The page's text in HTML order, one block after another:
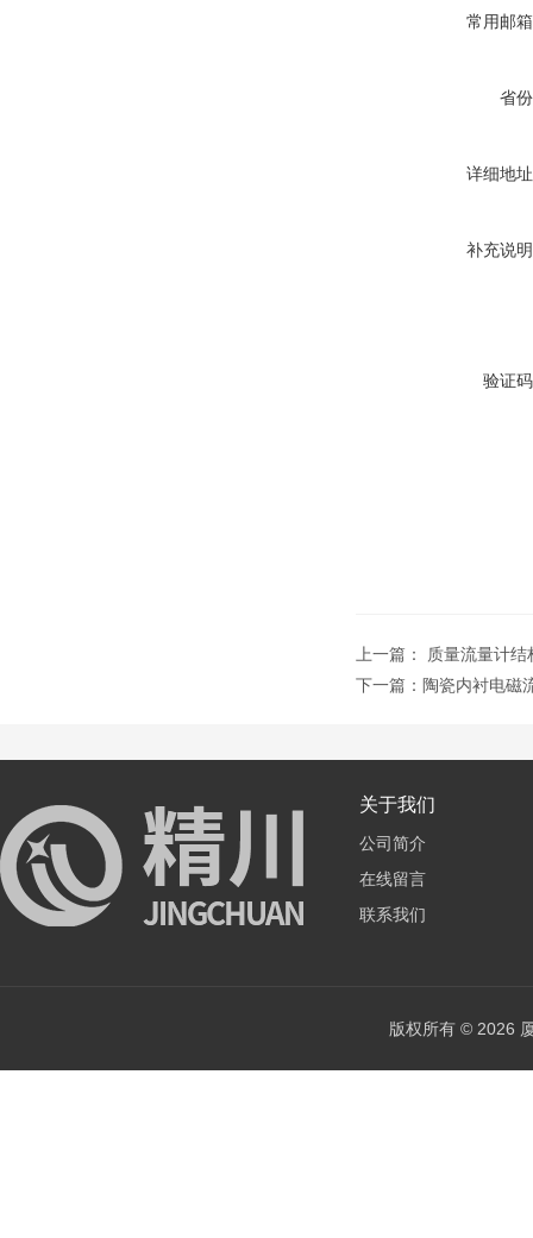
常用邮
省
详细地
补充说
验证
上一篇：
质量流量计结
下一篇： 陶瓷内衬电磁
关于我们
公司简介
在线留言
联系我们
版权所有 © 2026